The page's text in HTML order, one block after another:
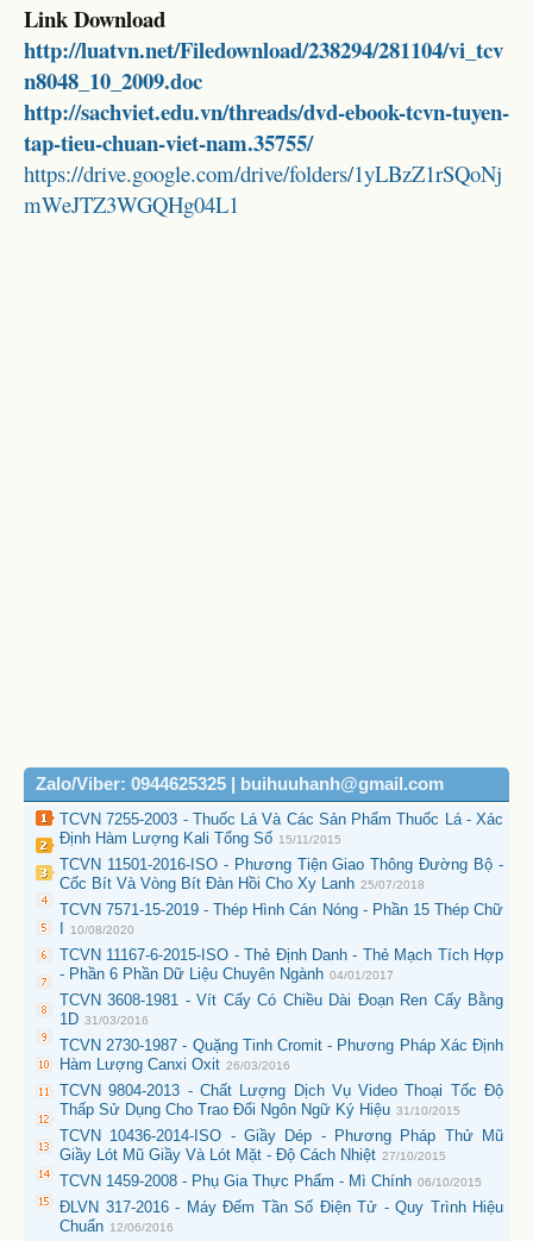
Link Download
http://luatvn.net/Filedownload/238294/281104/vi_tcv
n8048_10_2009.doc
http://sachviet.edu.vn/threads/dvd-ebook-tcvn-tuyen-
tap-tieu-chuan-viet-nam.35755/
https://drive.google.com/drive/folders/1yLBzZ1rSQoNj
mWeJTZ3WGQHg04L1
Zalo/Viber: 0944625325 | buihuuhanh@gmail.com
TCVN 7255-2003 - Thuốc Lá Và Các Sản Phẩm Thuốc Lá - Xác
Định Hàm Lượng Kali Tổng Số 15/11/2015
TCVN 11501-2016-ISO - Phương Tiện Giao Thông Đường Bộ -
Cốc Bít Và Vòng Bít Đàn Hồi Cho Xy Lanh 25/07/2018
TCVN 7571-15-2019 - Thép Hình Cán Nóng - Phần 15 Thép Chữ
I
10/08/2020
TCVN 11167-6-2015-ISO - Thẻ Định Danh - Thẻ Mạch Tích Hợp
- Phần 6 Phần Dữ Liệu Chuyên Ngành 04/01/2017
TCVN 3608-1981 - Vít Cấy Có Chiều Dài Đoạn Ren Cấy Bằng
1D 31/03/2016
TCVN 2730-1987 - Quặng Tinh Cromit - Phương Pháp Xác Định
Hàm Lượng Canxi Oxit 26/03/2016
TCVN 9804-2013 - Chất Lượng Dịch Vụ Video Thoại Tốc Độ
Thấp Sử Dụng Cho Trao Đổi Ngôn Ngữ Ký Hiệu 31/10/2015
TCVN 10436-2014-ISO - Giầy Dép - Phương Pháp Thử Mũ
Giầy Lót Mũ Giầy Và Lót Mặt - Độ Cách Nhiệt 27/10/2015
TCVN 1459-2008 - Phụ Gia Thực Phẩm - Mì Chính 06/10/2015
ĐLVN 317-2016 - Máy Đếm Tần Số Điện Tử - Quy Trình Hiệu
Chuẩn 12/06/2016